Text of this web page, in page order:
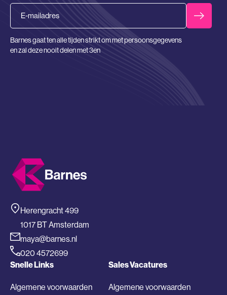
Barnes gaat ten alle tijden strikt om met persoonsgegevens
en zal deze nooit delen met 3en
Herengracht 499
1017 BT Amsterdam
maya@barnes.nl
020 4572699
Snelle Links
Algemene voorwaarden
Sales Vacatures
Algemene voorwaarden